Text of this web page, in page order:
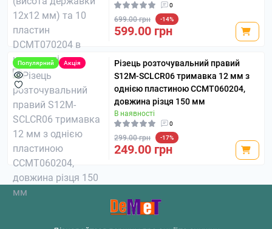
0
699.00 грн -14%
599.00 грн
Популярний Акція
Різець розточувальний правий
S12M-SCLCR06 тримавка 12 мм з
однією пластиною CCMT060204,
довжина різця 150 мм
В наявності
0
299.00 грн -17%
249.00 грн